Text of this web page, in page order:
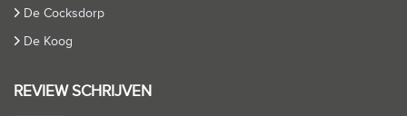
De Cocksdorp
De Koog
REVIEW SCHRIJVEN